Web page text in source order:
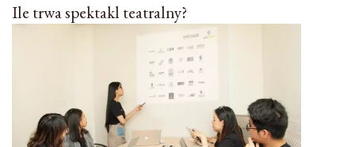
Ile trwa spektakl teatralny?